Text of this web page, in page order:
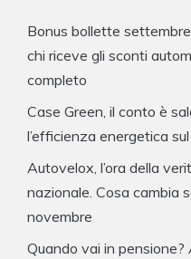
Bonus bollette
chi riceve gli sconti
completo
Case Green, il conto è
l’efficienza energetica
Autovelox, l’ora della
nazionale. Cosa cambia
novembre
Quando vai in